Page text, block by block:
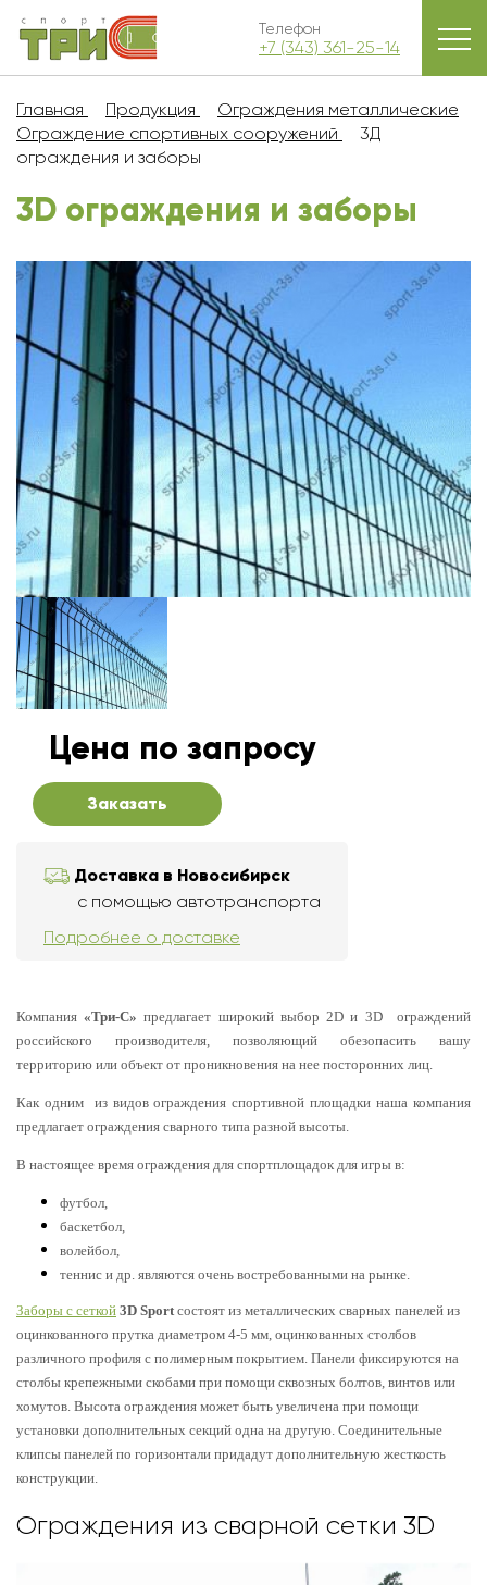
Телефон
+7 (343) 361-25-14
Главная Продукция
Ограждения металлические
Ограждение спортивных сооружений
3Д
ограждения и заборы
3D ограждения и заборы
Цена по запросу
Заказать
Доставка в Новосибирск
с помощью автотранспорта
Подробнее о доставке
Компания«Три-С» предлагает широкий выбор 2D и 3D
ограждений
российского производителя, позволяющий обезопасить вашу
территорию или объект от проникновения на нее посторонних лиц.
Как одним из видов ограждения спортивной площадки наша компания
предлагает ограждения сварного типа разной высоты.
В настоящее время ограждения для спортплощадок для игры в:
футбол,
баскетбол,
волейбол,
теннис и др. являются очень востребованными на рынке.
Заборы с сеткой 3D Sport состоят из металлических сварных панелей из
оцинкованного прутка диаметром 4-5 мм, оцинкованных столбов
различного профиля с полимерным покрытием. Панели фиксируются на
столбы крепежными скобами при помощи сквозных болтов, винтов или
хомутов. Высота ограждения может быть увеличена при помощи
установки дополнительных секций одна на другую. Соединительные
клипсы панелей по горизонтали придадут дополнительную жесткость
конструкции.
Ограждения из сварной сетки 3D